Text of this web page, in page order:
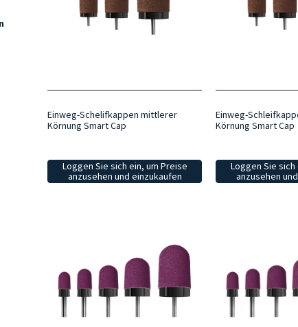
Einweg-Schelifkappen mittlerer
Körnung Smart Cap
Loggen Sie sich ein, um Preise
anzusehen und einzukaufen
Einweg-
Körnung Smart Cap
Loggen Sie
anzusehen